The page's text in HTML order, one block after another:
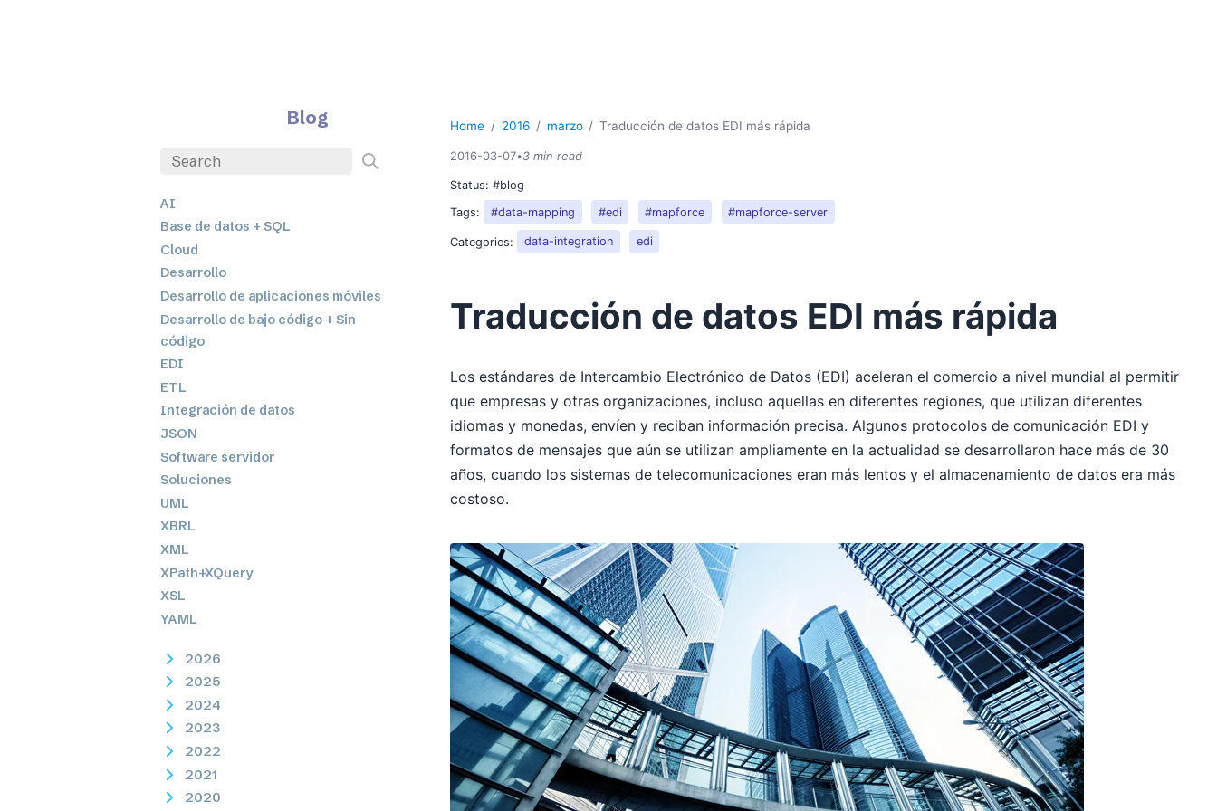
Blog
AI
Base de datos + SQL
Cloud
Desarrollo
Desarrollo de aplicaciones móviles
Desarrollo de bajo código + Sin
código
EDI
ETL
Integración de datos
JSON
Software servidor
Soluciones
UML
XBRL
XML
XPath+XQuery
XSL
YAML
2026
2025
2024
2023
2022
2021
2020
Home 2016 marzo Traducción de datos EDI más rápida
2016-03-07•3 min read
Status:#blog
Tags:
#data-mapping #edi #mapforce #mapforce-server
Categories: data-integration edi
Traducción de datos EDI más rápida
Los estándares de Intercambio Electrónico de Datos (EDI) aceleran el comercio a nivel mundial al permitir
que empresas y otras organizaciones, incluso aquellas en diferentes regiones, que utilizan diferentes
idiomas y monedas, envíen y reciban información precisa. Algunos protocolos de comunicación EDI y
formatos de mensajes que aún se utilizan ampliamente en la actualidad se desarrollaron hace más de 30
años, cuando los sistemas de telecomunicaciones eran más lentos y el almacenamiento de datos era más
costoso.